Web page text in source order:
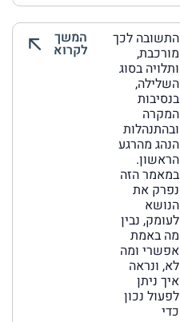
התשובה לכך
מורכבת,
ותלויה בסוג
השלילה,
בנסיבות
המקרה
ובהתנהלות
הנהג מהרגע
הראשון.
במאמר הזה
נפרק את
הנושא
לעומק, נבין
מה באמת
אפשרי ומה
לא, ונראה
איך ניתן
לפעול נכון
כדי
המשך
לקרוא